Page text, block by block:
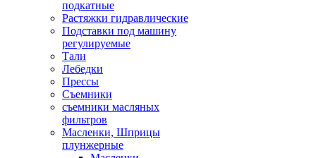
подкатные
Растяжки гидравлические
Подставки под машину
регулируемые
Тали
Лебедки
Прессы
Съемники
съемники масляных
фильтров
Масленки, Шприцы
плунжерные